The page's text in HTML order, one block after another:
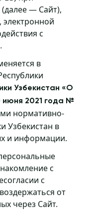
— Сайт),
электронной
с
в
Узбекистан «О
июня 2021 года №
нормативно-
Узбекистан в
и информации.
с
с
от
через Сайт.